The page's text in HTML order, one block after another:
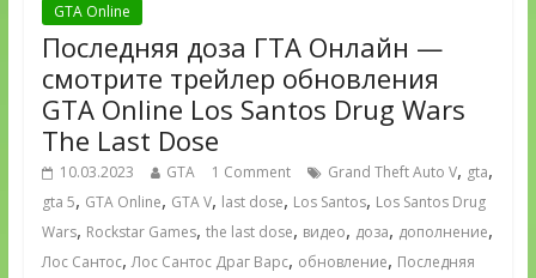
GTA Online
Последняя доза ГТА Онлайн —
смотрите трейлер обновления
GTA Online Los Santos Drug Wars
The Last Dose
10.03.2023 GTA 1 Comment Grand Theft Auto V, gta,
gta 5, GTA Online, GTA V, last dose, Los Santos, Los Santos Drug
Wars, Rockstar Games, the last dose, видео, доза, дополнение,
Лос Сантос,Лос Сантос Драг Варс, обновление, Последняя